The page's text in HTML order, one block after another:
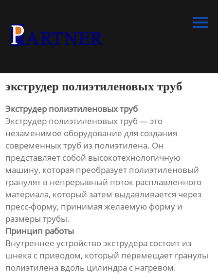
Продукция
спиральновитых труб из ПНД
экструдированного
пенополистирола
Линия по производству
водопроводных труб из ПНД
Оборудование для
производства труб со
структурированной стенкой
Линия по производству
гофрированных труб из
Линия по производству
трехцветных ротангов из ПЭ/
экструдер полиэтиленовых труб
Экструдер полиэтиленовых труб
Экструдер полиэтиленовых труб — это
незаменимое оборудование для создания
современных труб из полиэтилена. Он
представляет собой высокотехнологичную
машину, которая преобразует полиэтиленовый
гранулят в непрерывный поток расплавленного
материала, который затем выдавливается через
пресс-форму, принимая желаемую форму и
размеры трубы.
Принцип работы
Внутреннее устройство экструдера состоит из
шнека с приводом, который перемещает гранулы
полиэтилена вдоль цилиндра с нагревом.